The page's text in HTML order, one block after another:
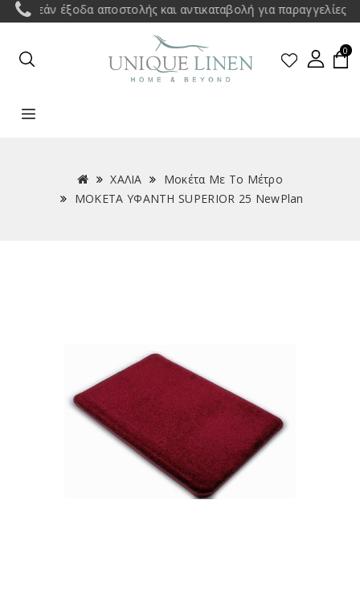
έξοδα αποστολής και αντικαταβολή για παραγγελίες άνω
0
ΧΑΛΙΑ
Μοκέτα Με Το Μέτρο
MOKETA ΥΦΑΝΤΗ SUPERIOR 25 NewPlan